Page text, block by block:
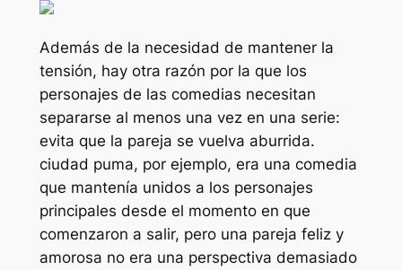
Además de la necesidad de mantener la
tensión, hay otra razón por la que los
personajes de las comedias necesitan
separarse al menos una vez en una serie:
evita que la pareja se vuelva aburrida.
ciudad puma, por ejemplo, era una comedia
que mantenía unidos a los personajes
principales desde el momento en que
comenzaron a salir, pero una pareja feliz y
amorosa no era una perspectiva demasiado